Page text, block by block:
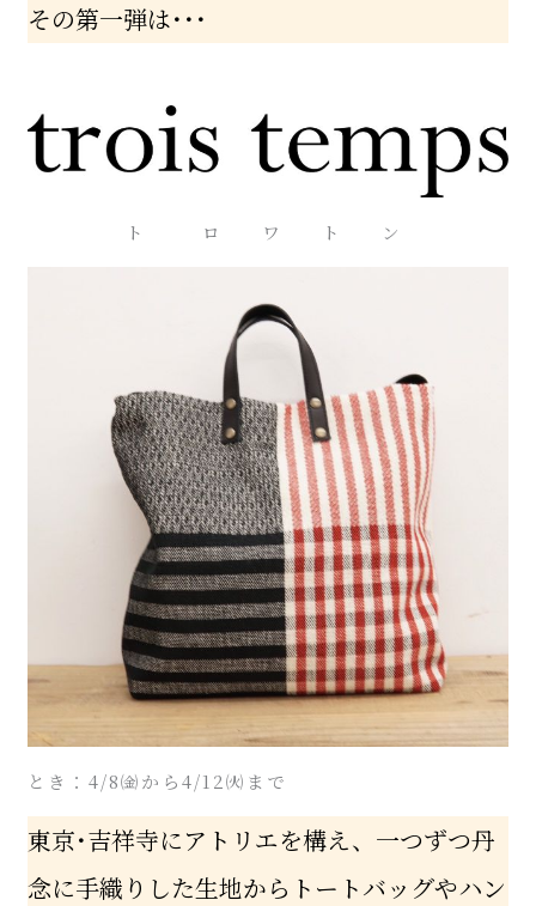
その第一弾は･･･
ト ロ ワ ト ン
とき：4/8㈮から4/12㈫まで
東京･吉祥寺にアトリエを構え、一つずつ丹
念に手織りした生地からトートバッグやハン